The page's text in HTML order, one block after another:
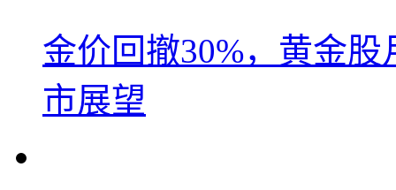
金价回撤30%，黄金
市展望